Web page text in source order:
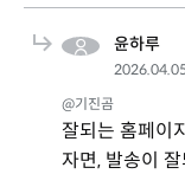
윤하루
@기진곰
잘되는 홈페이
자면, 발송이